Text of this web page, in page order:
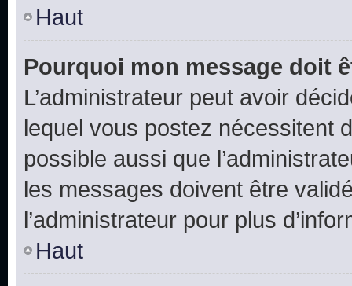
Haut
Pourquoi mon message doit
L’administrateur peut avoir
lequel vous postez nécessitent
possible aussi que
les messages doivent être
l’administrateur pour plus
Haut